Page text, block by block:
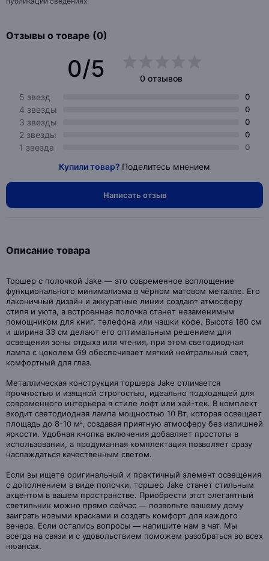
Отзывы о товаре (0)
0/5
0 отзывов
5 звезд
0
4 звезды 0
3 звезды 0
2 звезды 0
1 звезда 0
Купили товар? Поделитесь мнением
Написать отзыв
Описание товара
Торшер с полочкой Jake — это современное воплощение
функционального минимализма в чёрном матовом металле. Его
лаконичный дизайн и аккуратные линии создают атмосферу
стиля и уюта, а встроенная полочка станет незаменимым
помощником для книг, телефона или чашки кофе. Высота 180 см
и ширина 33 см делают его оптимальным решением для
освещения зоны отдыха или чтения, при этом светодиодная
лампа с цоколем G9 обеспечивает мягкий нейтральный свет,
комфортный для глаз.
Металлическая конструкция торшера Jake отличается
прочностью и изящной строгостью, идеально подходящей для
современного интерьера в стиле лофт или хай-тек. В комплект
входит светодиодная лампа мощностью 10 Вт, которая освещает
площадь до 8-10 м², создавая приятную атмосферу без излишней
яркости. Удобная кнопка включения добавляет простоты в
использовании, а продуманная комплектация позволяет сразу
наслаждаться качественным светом.
Если вы ищете оригинальный и практичный элемент освещения
с дополнением в виде полочки, торшер Jake станет стильным
акцентом в вашем пространстве. Приобрести этот элегантный
светильник можно прямо сейчас — позвольте вашему дому
заиграть новыми красками и создать комфорт для каждого
вечера. Если остались вопросы — напишите нам в чат. Мы
всегда на связи и с удовольствием поможем разобраться во всех
нюансах.